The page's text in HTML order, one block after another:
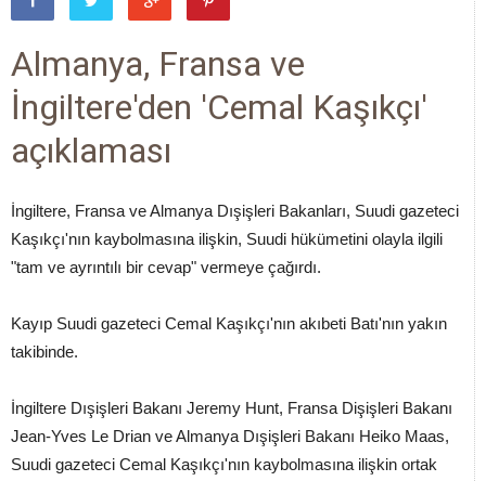
Almanya, Fransa ve
İngiltere'den 'Cemal Kaşıkçı'
açıklaması
İngiltere, Fransa ve Almanya Dışişleri Bakanları, Suudi gazeteci
Kaşıkçı'nın kaybolmasına ilişkin, Suudi hükümetini olayla ilgili
"tam ve ayrıntılı bir cevap" vermeye çağırdı.
Kayıp Suudi gazeteci Cemal Kaşıkçı'nın akıbeti Batı'nın yakın
takibinde.
İngiltere Dışişleri Bakanı Jeremy Hunt, Fransa Dişişleri Bakanı
Jean-Yves Le Drian ve Almanya Dışişleri Bakanı Heiko Maas,
Suudi gazeteci Cemal Kaşıkçı'nın kaybolmasına ilişkin ortak